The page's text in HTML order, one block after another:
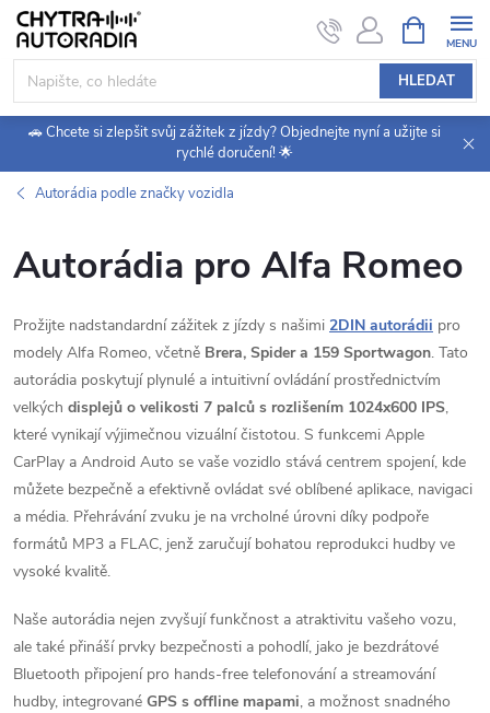
Přejít
obsah
HLEDAT
NÁKUPNÍ
KOŠÍK
🚗 Chcete si zlepšit svůj zážitek z jízdy? Objednejte nyní a užijte si
rychlé doručení! 🌟
Autorádia podle značky vozidla
Autorádia pro Alfa Romeo
Prožijte nadstandardní zážitek z jízdy s našimi 2DIN autorádii pro
modely Alfa Romeo, včetně Brera, Spider a 159 Sportwagon. Tato
autorádia poskytují plynulé a intuitivní ovládání prostřednictvím
velkých displejů o velikosti 7 palců s rozlišením 1024x600 IPS,
které vynikají výjimečnou vizuální čistotou. S funkcemi Apple
CarPlay a Android Auto se vaše vozidlo stává centrem spojení, kde
můžete bezpečně a efektivně ovládat své oblíbené aplikace, navigaci
a média. Přehrávání zvuku je na vrcholné úrovni díky podpoře
formátů MP3 a FLAC, jenž zaručují bohatou reprodukci hudby ve
vysoké kvalitě.
Naše autorádia nejen zvyšují funkčnost a atraktivitu vašeho vozu,
ale také přináší prvky bezpečnosti a pohodlí, jako je bezdrátové
Bluetooth připojení pro hands-free telefonování a streamování
hudby, integrované GPS s offline mapami, a možnost snadného